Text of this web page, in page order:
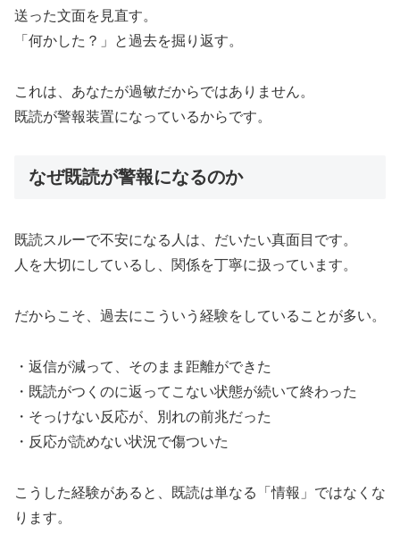
送った文面を見直す。
「何かした？」と過去を掘り返す。
これは、あなたが過敏だからではありません。
既読が警報装置になっているからです。
なぜ既読が警報になるのか
既読スルーで不安になる人は、だいたい真面目です。
人を大切にしているし、関係を丁寧に扱っています。
だからこそ、過去にこういう経験をしていることが多い。
・返信が減って、そのまま距離ができた
・既読がつくのに返ってこない状態が続いて終わった
・そっけない反応が、別れの前兆だった
・反応が読めない状況で傷ついた
こうした経験があると、既読は単なる「情報」ではなくな
ります。